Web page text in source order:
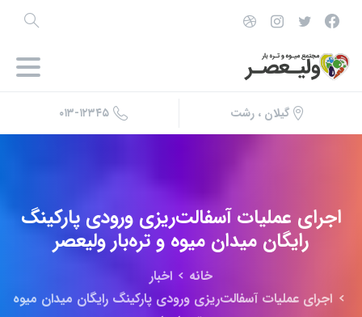
گیلان ، رشت ۰۱۳-۱۲۳۴۵
اجرای عملیات آسفالت‌ریزی ورودی پارکینگ
رایگان میدان میوه و تره‌بار ولیعصر
خانه
اخبار
اجرای عملیات آسفالت‌ریزی ورودی پارکینگ رایگان میدان میوه